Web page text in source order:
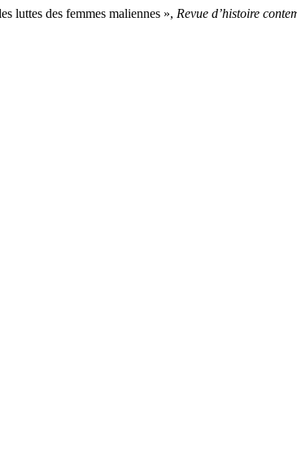
luttes des femmes maliennes », Revue d’histoire